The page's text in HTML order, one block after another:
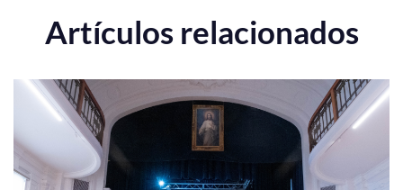
Funcionarios
English
Artículos relacionados